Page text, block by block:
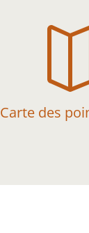
Carte des